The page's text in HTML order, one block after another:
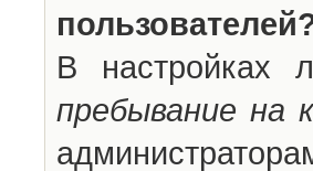
В настройках
пребывание на